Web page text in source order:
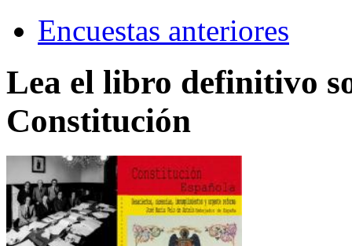
Encuestas anteriores
Lea el libro definitivo
Constitución